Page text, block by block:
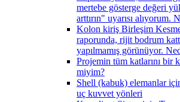
mertebe gösterge değeri
arttırın" uyarısı alıyorum.
Kolon kiriş Birleşim
raporunda, rijit bodrum
yapılmamış görünüyor.
Projemin tüm katlarını bir
miyim?
Shell (kabuk) elemanlar
uç kuvvet yönleri